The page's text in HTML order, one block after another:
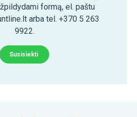
formą, el. paštu
arba tel. +370 5 263
9922.
Susisiekti